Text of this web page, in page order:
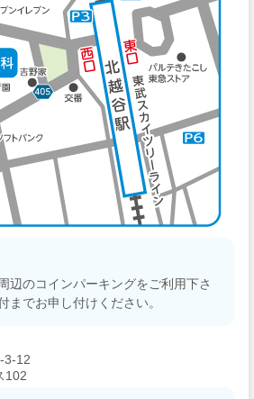
辺のコインパーキングをご利用下さ
までお申し付けください。
3-12
102